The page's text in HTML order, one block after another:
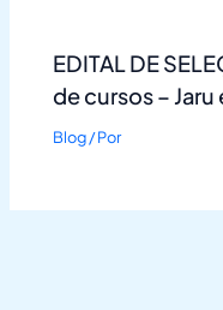
EDITAL DE
de cursos – Jaru
Blog/ Por